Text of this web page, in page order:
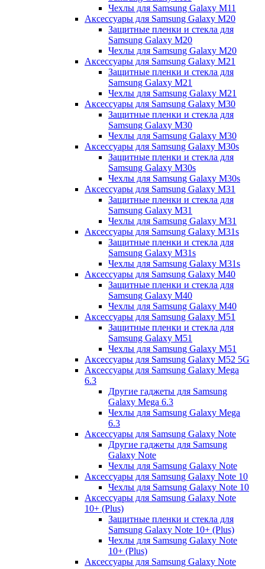
Чехлы для Samsung Galaxy M11
Аксессуары для Samsung Galaxy M20
Защитные пленки и стекла для
Samsung Galaxy M20
Чехлы для Samsung Galaxy M20
Аксессуары для Samsung Galaxy M21
Защитные пленки и стекла для
Samsung Galaxy M21
Чехлы для Samsung Galaxy M21
Аксессуары для Samsung Galaxy M30
Защитные пленки и стекла для
Samsung Galaxy M30
Чехлы для Samsung Galaxy M30
Аксессуары для Samsung Galaxy M30s
Защитные пленки и стекла для
Samsung Galaxy M30s
Чехлы для Samsung Galaxy M30s
Аксессуары для Samsung Galaxy M31
Защитные пленки и стекла для
Samsung Galaxy M31
Чехлы для Samsung Galaxy M31
Аксессуары для Samsung Galaxy M31s
Защитные пленки и стекла для
Samsung Galaxy M31s
Чехлы для Samsung Galaxy M31s
Аксессуары для Samsung Galaxy M40
Защитные пленки и стекла для
Samsung Galaxy M40
Чехлы для Samsung Galaxy M40
Аксессуары для Samsung Galaxy M51
Защитные пленки и стекла для
Samsung Galaxy M51
Чехлы для Samsung Galaxy M51
Аксессуары для Samsung Galaxy M52 5G
Аксессуары для Samsung Galaxy Mega
6.3
Другие гаджеты для Samsung
Galaxy Mega 6.3
Чехлы для Samsung Galaxy Mega
6.3
Аксессуары для Samsung Galaxy Note
Другие гаджеты для Samsung
Galaxy Note
Чехлы для Samsung Galaxy Note
Аксессуары для Samsung Galaxy Note 10
Чехлы для Samsung Galaxy Note 10
Аксессуары для Samsung Galaxy Note
10+ (Plus)
Защитные пленки и стекла для
Samsung Galaxy Note 10+ (Plus)
Чехлы для Samsung Galaxy Note
10+ (Plus)
Аксессуары для Samsung Galaxy Note